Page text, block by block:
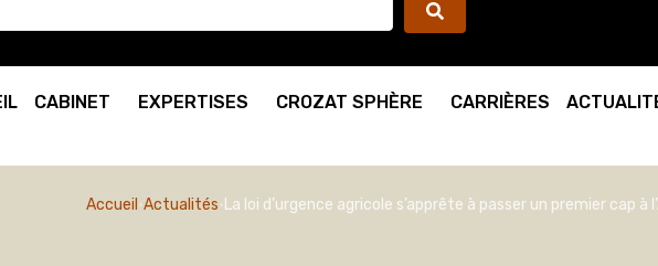
CABINET EXPERTISES CROZAT SPHÈRE CARRIÈRES
Accueil Actualités La loi d’urgence agricole s’apprête à passer un premier cap à